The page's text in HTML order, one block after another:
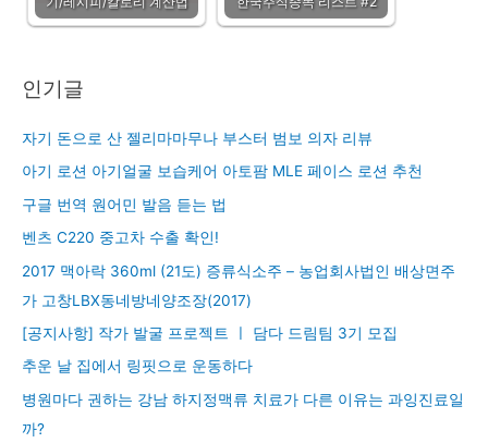
인기글
자기 돈으로 산 젤리마마무나 부스터 범보 의자 리뷰
아기 로션 아기얼굴 보습케어 아토팜 MLE 페이스 로션 추천
구글 번역 원어민 발음 듣는 법
벤츠 C220 중고차 수출 확인!
2017 맥아락 360ml (21도) 증류식소주 – 농업회사법인 배상면주
가 고창LBX동네방네양조장(2017)
[공지사항] 작가 발굴 프로젝트 ㅣ 담다 드림팀 3기 모집
추운 날 집에서 링핏으로 운동하다
병원마다 권하는 강남 하지정맥류 치료가 다른 이유는 과잉진료일
까?